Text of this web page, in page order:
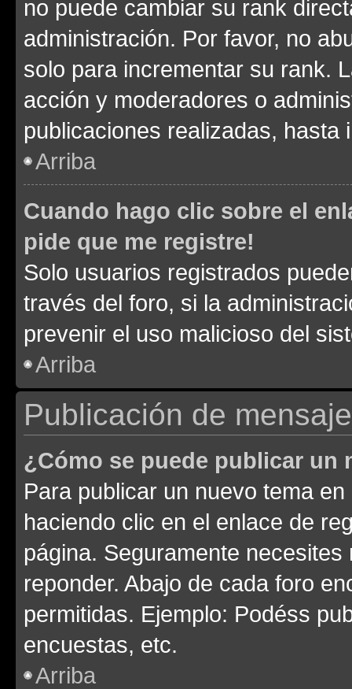
no puede cambiar su rank
administración. Por favor, no
solo para incrementar su rank.
acción y moderadores o
publicaciones realizadas, hasta
Arriba
Cuando hago clic sobre el
pide que me registre!
Solo usuarios registrados
través del foro, si la
prevenir el uso malicioso del
Arriba
Publicación de
¿Cómo se puede publicar un
Para publicar un nuevo tema
haciendo clic en el enlace de
página. Seguramente
reponder. Abajo de cada foro
permitidas. Ejemplo: Podéss
encuestas, etc.
Arriba